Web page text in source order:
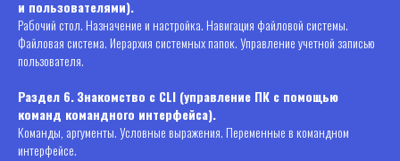
и пользователями).
Рабочий стол. Назначение и настройка. Навигация файловой системы.
Файловая система. Иерархия системных папок. Управление учетной записью
пользователя.
Раздел 6.Знакомство с CLI (управление ПК с помощью
команд командного интерфейса).
Команды, аргументы. Условные выражения. Переменные в командном
интерфейсе.